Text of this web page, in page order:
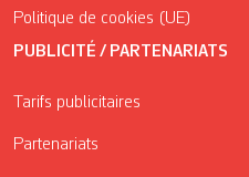
Politique de cookies (UE)
PUBLICITÉ / PARTENARIATS
Tarifs publicitaires
Partenariats